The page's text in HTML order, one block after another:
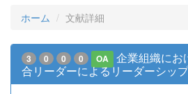
ホーム 文献詳細
3 0 0 0 OA
企業組織にお
合リーダーによるリーダーシッ